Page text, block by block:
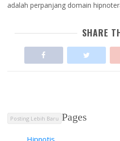
adalah perpanjang domain
SHARE
Posting Lebih Baru Pages
Hipnotis